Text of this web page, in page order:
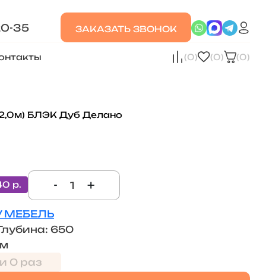
35 ЗАКАЗАТЬ ЗВОНОК
(0) (0) (0)
БЛЭК Дуб Делано
р. - +
МЕБЕЛЬ
650
0 раз